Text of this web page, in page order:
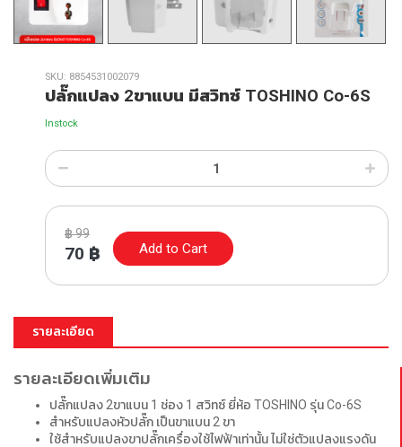
SKU: 8854531002079
ปลั๊กแปลง 2ขาแบน มีสวิทซ์ TOSHINO Co-6S
Instock
฿99
70 ฿ Add to Cart
รายละเอียด
รายละเอียดเพิ่มเติม
ปลั๊กแปลง 2ขาแบน 1 ช่อง 1 สวิทซ์ ยี่ห้อ TOSHINO รุ่น Co-6S
สำหรับแปลงหัวปลั๊ก เป็นขาแบน 2 ขา
ใช้สำหรับแปลงขาปลั๊กเครื่องใช้ไฟฟ้าเท่านั้น ไม่ใช่ตัวแปลงแรงดัน